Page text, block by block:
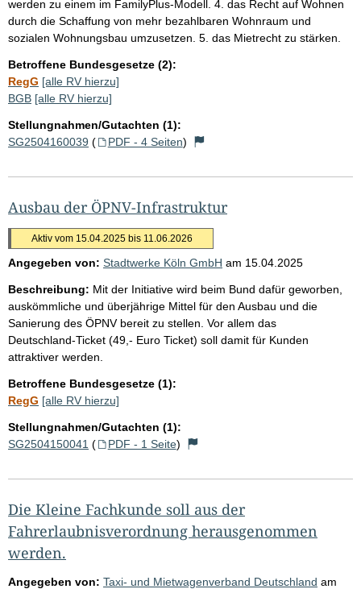
werden zu einem im FamilyPlus-Modell. 4. das Recht auf Wohnen
durch die Schaffung von mehr bezahlbaren Wohnraum und
sozialen Wohnungsbau umzusetzen. 5. das Mietrecht zu stärken.
Betroffene Bundesgesetze (2):
RegG [alle RV hierzu]
BGB [alle RV hierzu]
Stellungnahmen/Gutachten (1):
SG2504160039 ( PDF - 4 Seiten)
Ausbau der ÖPNV-Infrastruktur
Aktiv vom 15.04.2025 bis 11.06.2026
Angegeben von: Stadtwerke Köln GmbH am 15.04.2025
Beschreibung: Mit der Initiative wird beim Bund dafür geworben,
auskömmliche und überjährige Mittel für den Ausbau und die
Sanierung des ÖPNV bereit zu stellen. Vor allem das
Deutschland-Ticket (49,- Euro Ticket) soll damit für Kunden
attraktiver werden.
Betroffene Bundesgesetze (1):
RegG [alle RV hierzu]
Stellungnahmen/Gutachten (1):
SG2504150041 ( PDF - 1 Seite)
Die Kleine Fachkunde soll aus der
Fahrerlaubnisverordnung herausgenommen
werden.
Angegeben von: Taxi- und Mietwagenverband Deutschland am